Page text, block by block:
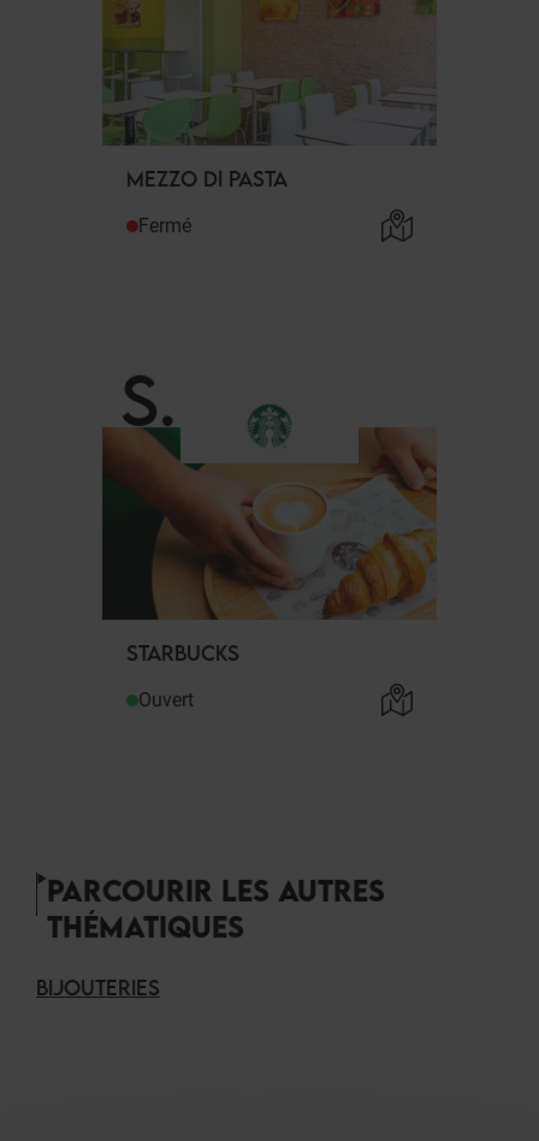
MEZZO DI PASTA
Fermé
S.
STARBUCKS
Ouvert
PARCOURIR LES AUTRES
THÉMATIQUES
BIJOUTERIES